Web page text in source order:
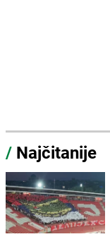
/ Najčitanije